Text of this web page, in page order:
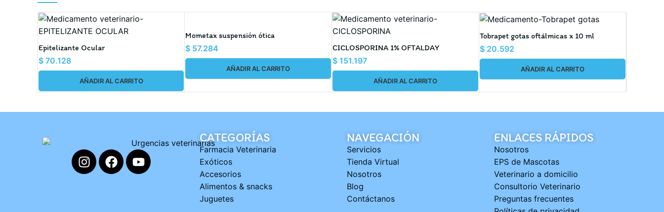
Epitelizante Ocular
$ 70.128
AÑADIR AL CARRITO
Mometax suspensión ótica
$ 57.284
AÑADIR AL CARRITO
CICLOSPORINA 1% OFTALDAY
$ 151.197
AÑADIR AL CARRITO
Tobrapet gotas oftálmicas x 10 ml
$ 20.592
AÑADIR AL CARRITO
CATEGORÍAS
Farmacia Veterinaria
Exóticos
Accesorios
Alimentos & snacks
Juguetes
NAVEGACIÓN
Servicios
Tienda Virtual
Nosotros
Blog
Contáctanos
ENLACES RÁPIDOS
Nosotros
EPS de Mascotas
Veterinario a domicilio
Consultorio Veterinario
Preguntas frecuentes